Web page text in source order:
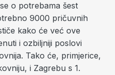
o potrebama šest
9000 pričuvnih
kako će već ove
i ozbiljniji poslovi
Tako će, primjerice,
i Zagrebu s 1.